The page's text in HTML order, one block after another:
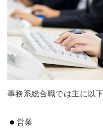
事務系総合職では主に以
営業